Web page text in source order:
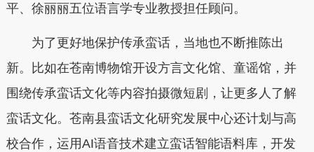
平、徐丽丽五位语言学专业教授担任顾问。
为了更好地保护传承蛮话，当地也不断推陈出
新。比如在苍南博物馆开设方言文化馆、童谣馆，并
围绕传承蛮话文化等内容拍摄微短剧，让更多人了解
蛮话文化。苍南县蛮话文化研究发展中心还计划与高
校合作，运用AI语音技术建立蛮话智能语料库，开发